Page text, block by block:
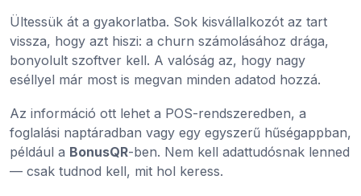
Ültessük át a gyakorlatba. Sok kisvállalkozót az tart
vissza, hogy azt hiszi: a churn számolásához drága,
bonyolult szoftver kell. A valóság az, hogy nagy
eséllyel már most is megvan minden adatod hozzá.
Az információ ott lehet a POS-rendszeredben, a
foglalási naptáradban vagy egy egyszerű hűségappban,
például a BonusQR-ben. Nem kell adattudósnak lenned
— csak tudnod kell, mit hol keress.